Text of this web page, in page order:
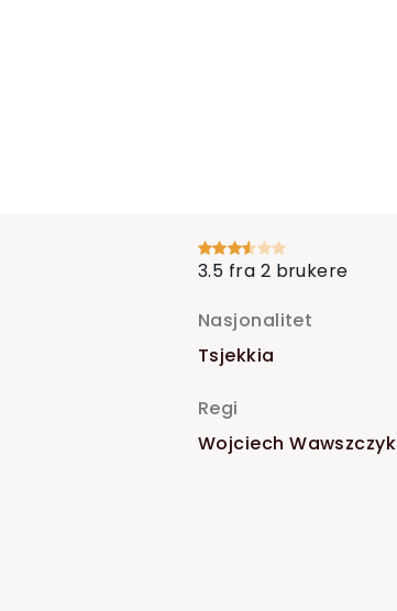
3.5 fra 2 brukere
Nasjonalitet
Tsjekkia
Regi
Wojciech Wawszczyk